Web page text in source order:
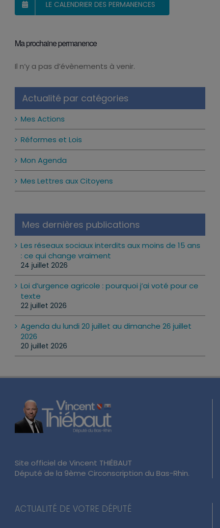
LE CALENDRIER DES PERMANENCES
Ma prochaine permanence
Notice
Il n’y a pas d’évènements à venir.
Actualité par catégories
Mes Actions
Réformes et Lois
Mon Agenda
Mes Lettres aux Citoyens
Mes dernières publications
Les réseaux sociaux interdits aux moins de 15 ans
: ce qui change vraiment
24 juillet 2026
Loi d’urgence agricole : pourquoi j’ai voté pour ce
texte
22 juillet 2026
Agenda du lundi 20 juillet au dimanche 26 juillet
2026
20 juillet 2026
Site officiel de Vincent THIÉBAUT
Député de la 9ème Circonscription du Bas-Rhin.
ACTUALITÉ DE VOTRE DÉPUTÉ